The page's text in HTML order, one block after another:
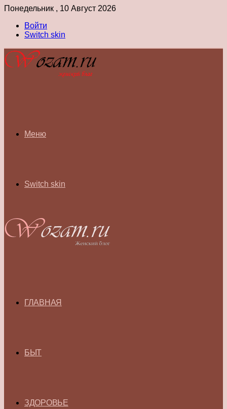
Понедельник , 10 Август 2026
Войти
Switch skin
Меню
Switch skin
ГЛАВНАЯ
БЫТ
ЗДОРОВЬЕ